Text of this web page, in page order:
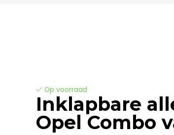
Op voorraad
Inklapbare
Opel Combo